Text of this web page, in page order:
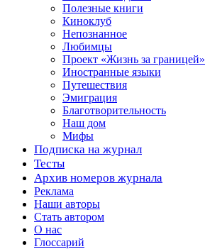
Полезные книги
Киноклуб
Непознанное
Любимцы
Проект «Жизнь за границей»
Иностранные языки
Путешествия
Эмиграция
Благотворительность
Наш дом
Мифы
Подписка на журнал
Тесты
Архив номеров журнала
Реклама
Наши авторы
Стать автором
О нас
Глоссарий